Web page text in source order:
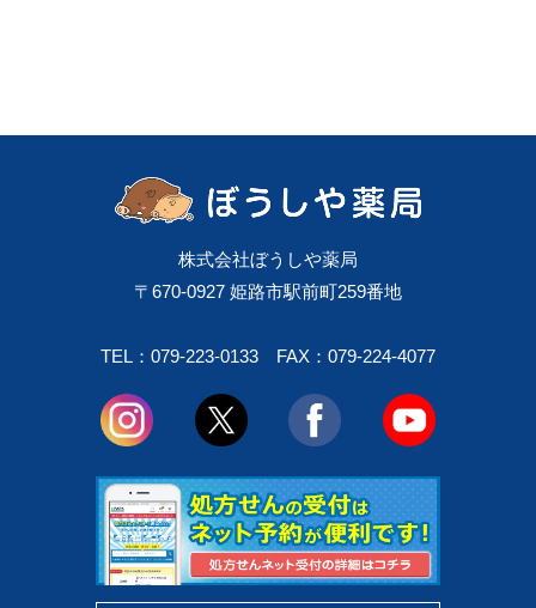
株式会社ぼうしや薬局
〒670-0927 姫路市駅前町259番地
TEL：079-223-0133 FAX：079-224-4077